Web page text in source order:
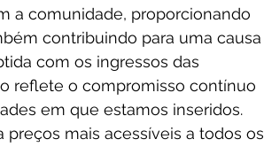
a comunidade, proporcionando
contribuindo para uma causa
com os ingressos das
reflete o compromisso contínuo
em que estamos inseridos.
mais acessíveis a todos os